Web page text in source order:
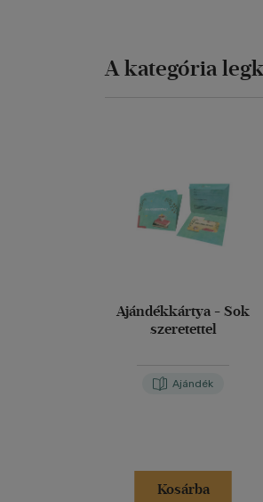
A kategória
Ajándékkártya - Sok
szeretettel
Ajándék
Kosárba